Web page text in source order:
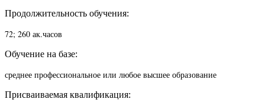
Продолжительность обучения:
72; 260 ак.часов
Обучение на базе:
среднее профессиональное или любое высшее образование
Присваиваемая квалификация: